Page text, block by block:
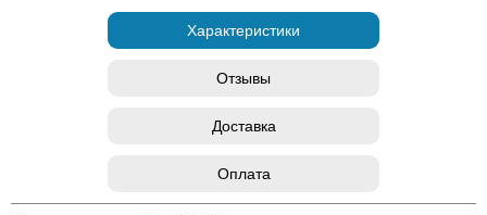
Характеристики
Отзывы
Доставка
Оплата